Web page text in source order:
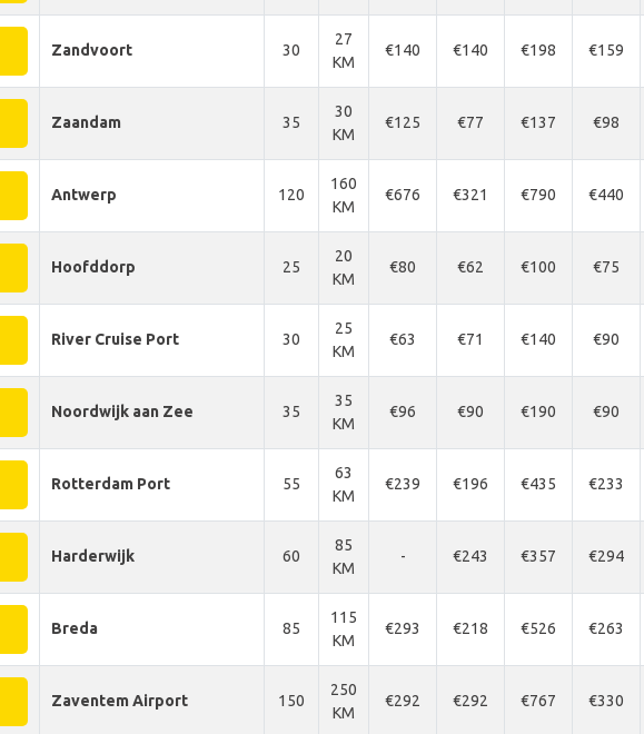
Zandvoort 30
27
KM
€140 €140 €198 €159
Zaandam 35
30
KM
€125 €77 €137 €98
Antwerp 120
160
KM
€676 €321 €790 €440
Hoofddorp 25
20
KM
€80 €62 €100 €75
River Cruise Port 30
25
KM
€63 €71 €140 €90
Noordwijk aan Zee 35
35
KM
€96 €90 €190 €90
Rotterdam Port 55
63
KM
€239 €196 €435 €233
Harderwijk 60
85
KM
- €243 €357 €294
Breda 85
115
KM
€293 €218 €526 €263
Zaventem Airport 150
250
KM
€292 €292 €767 €330